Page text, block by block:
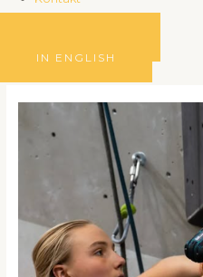
IN ENGLISH